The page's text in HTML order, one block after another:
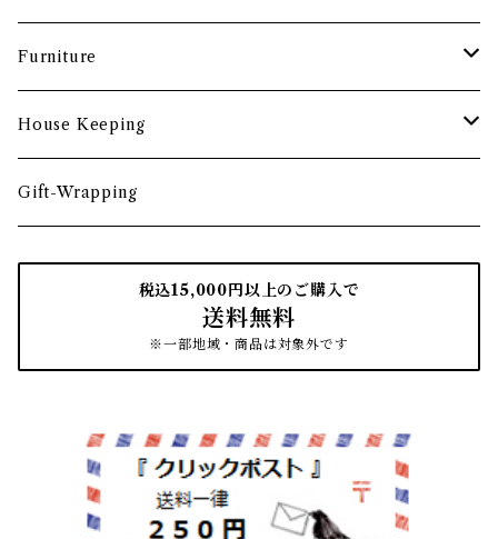
食卓小物
カトラリー
箸・箸置き
茶托・銘々皿
トレイ・コースター
お盆
茶筒
ペーパーツール
文房具収納
遊印
インクパッド
ポーチ
バスケット
鏡・ミラー
フック
花器
Furniture
デスク・スツール
本棚・収納棚
House Keeping
たわし
ほうき
Gift-Wrapping
税込15,000円以上のご購入で
送料無料
※一部地域・商品は対象外です